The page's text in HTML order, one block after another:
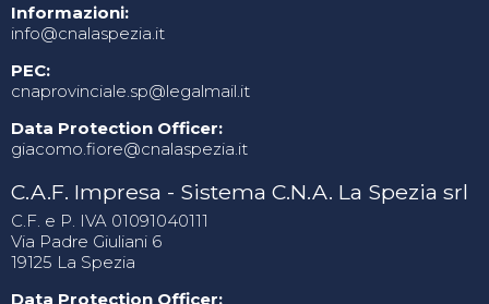
Informazioni:
info@cnalaspezia.it
PEC:
cnaprovinciale.sp@legalmail.it
Data Protection Officer:
giacomo.fiore@cnalaspezia.it
C.A.F. Impresa - Sistema C.N.A. La Spezia srl
C.F. e P. IVA 01091040111
Via Padre Giuliani 6
19125 La Spezia
Data Protection Officer: